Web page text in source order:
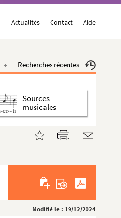
Actualités Contact Aide
Recherches récentes
Sources
musicales
Modifié le : 19/12/2024